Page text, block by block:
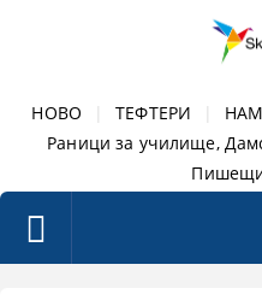
НОВО ТЕФТЕРИ
Раници за училище,
Пишещи